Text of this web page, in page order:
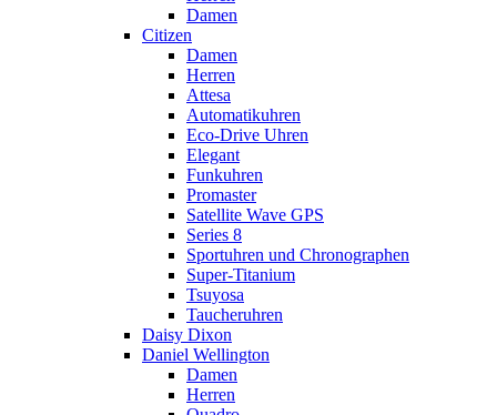
Damen
Citizen
Damen
Herren
Attesa
Automatikuhren
Eco-Drive Uhren
Elegant
Funkuhren
Promaster
Satellite Wave GPS
Series 8
Sportuhren und Chronographen
Super-Titanium
Tsuyosa
Taucheruhren
Daisy Dixon
Daniel Wellington
Damen
Herren